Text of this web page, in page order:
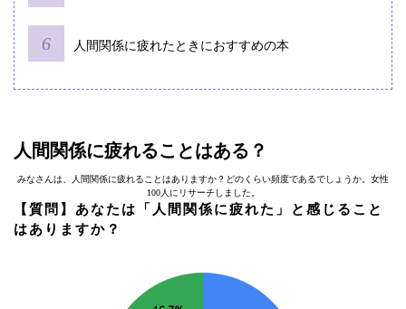
人間関係に疲れたときにおすすめの本
人間関係に疲れることはある？
みなさんは、人間関係に疲れることはありますか？どのくらい頻度であるでしょうか。女性
100人にリサーチしました。
【質問】あなたは「人間関係に疲れた」と感じること
はありますか？